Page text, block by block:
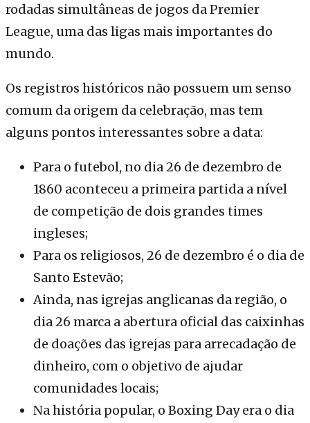
rodadas simultâneas de jogos da Premier
League, uma das ligas mais importantes do
mundo.
Os registros históricos não possuem um senso
comum da origem da celebração, mas tem
alguns pontos interessantes sobre a data:
Para o futebol, no dia 26 de dezembro de
1860 aconteceu a primeira partida a nível
de competição de dois grandes times
ingleses;
Para os religiosos, 26 de dezembro é o dia de
Santo Estevão;
Ainda, nas igrejas anglicanas da região, o
dia 26 marca a abertura oficial das caixinhas
de doações das igrejas para arrecadação de
dinheiro, com o objetivo de ajudar
comunidades locais;
Na história popular, o Boxing Day era o dia